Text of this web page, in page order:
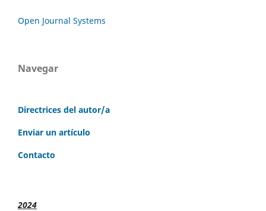
Open Journal Systems
Navegar
Directrices del autor/a
Enviar un artículo
Contacto
2024